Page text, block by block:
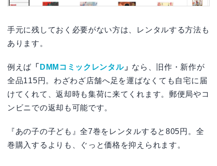
手元に残しておく必要がない方は、レンタルする方法も
あります。
例えば 「 DMMコミックレンタル」 なら、旧作・新作が
全品115円。わざわざ店舗へ足を運ばなくても自宅に届
けてくれて、返却時も集荷に来てくれます。郵便局やコ
ンビニでの返却も可能です。
『あの子の子ども』全7巻をレンタルすると805円。全
巻購入するよりも、ぐっと価格を抑えられます。